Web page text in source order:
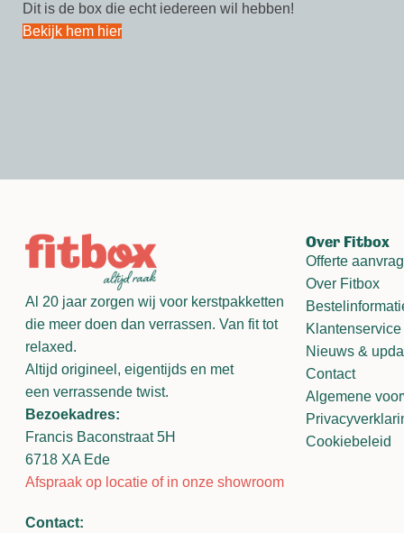
Dit is de box die echt iedereen wil hebben!
Bekijk hem hier
Al 20 jaar zorgen wij voor kerstpakketten
die meer doen dan verrassen. Van fit tot
relaxed.
Altijd origineel, eigentijds en met
een verrassende twist.
Bezoekadres:
Francis Baconstraat 5H
6718 XA Ede
Afspraak op locatie of in onze showroom
Contact:
Over Fitbox
Offerte
Over Fitbox
Klantenservice
Nieuws &
Contact
Algemene
Cookiebeleid